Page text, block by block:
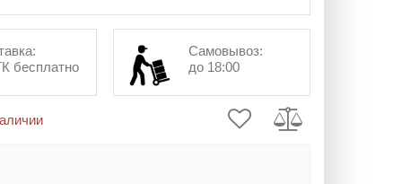
бесплатно
Самовывоз:
до 18:00